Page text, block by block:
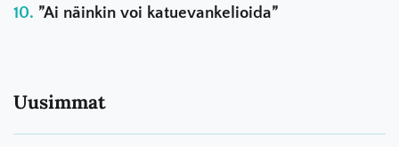
”Ai näinkin voi katuevankelioida”
Uusimmat